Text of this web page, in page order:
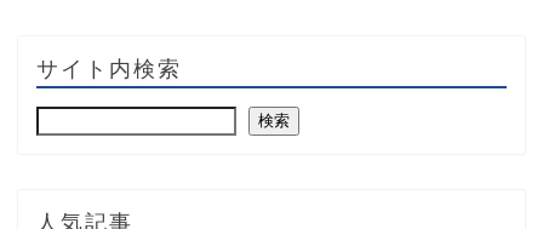
サイト内検索
検索
人気記事